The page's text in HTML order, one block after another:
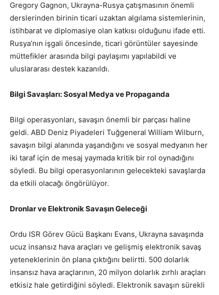
Gregory Gagnon, Ukrayna-Rusya çatışmasının önemli
derslerinden birinin ticari uzaktan algılama sistemlerinin,
istihbarat ve diplomasiye olan katkısı olduğunu ifade etti.
Rusya’nın işgali öncesinde, ticari görüntüler sayesinde
müttefikler arasında bilgi paylaşımı yapılabildi ve
uluslararası destek kazanıldı.
Bilgi Savaşları: Sosyal Medya ve Propaganda
Bilgi operasyonları, savaşın önemli bir parçası haline
geldi. ABD Deniz Piyadeleri Tuğgeneral William Wilburn,
savaşın bilgi alanında yaşandığını ve sosyal medyanın her
iki taraf için de mesaj yaymada kritik bir rol oynadığını
söyledi. Bu bilgi operasyonlarının gelecekteki savaşlarda
da etkili olacağı öngörülüyor.
Dronlar ve Elektronik Savaşın Geleceği
Ordu ISR Görev Gücü Başkanı Evans, Ukrayna savaşında
ucuz insansız hava araçları ve gelişmiş elektronik savaş
yeteneklerinin ön plana çıktığını belirtti. 500 dolarlık
insansız hava araçlarının, 20 milyon dolarlık zırhlı araçları
etkisiz hale getirdiğini söyledi. Elektronik savaşın sürekli